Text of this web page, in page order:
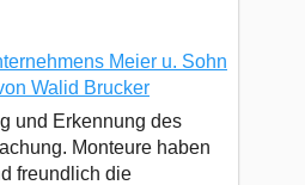
Meier u. Sohn
Walid Brucker
und Erkennung des
Monteure haben
freundlich die